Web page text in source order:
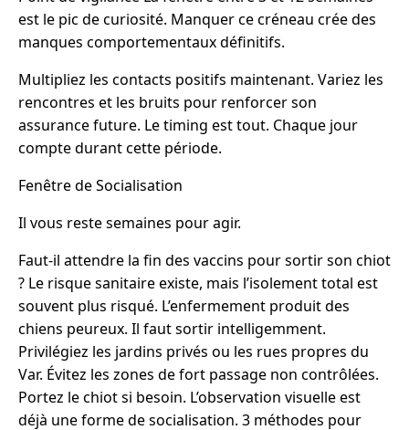
est le pic de curiosité. Manquer ce créneau crée des
manques comportementaux définitifs.
Multipliez les contacts positifs maintenant. Variez les
rencontres et les bruits pour renforcer son
assurance future. Le timing est tout. Chaque jour
compte durant cette période.
Fenêtre de Socialisation
Il vous reste semaines pour agir.
Faut-il attendre la fin des vaccins pour sortir son chiot
? Le risque sanitaire existe, mais l’isolement total est
souvent plus risqué. L’enfermement produit des
chiens peureux. Il faut sortir intelligemment.
Privilégiez les jardins privés ou les rues propres du
Var. Évitez les zones de fort passage non contrôlées.
Portez le chiot si besoin. L’observation visuelle est
déjà une forme de socialisation. 3 méthodes pour